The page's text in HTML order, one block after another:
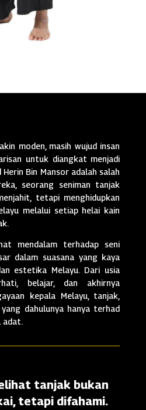
moden, masih wujud insan
untuk diangkat menjadi
Herin Bin Mansor adalah salah
seorang seniman tanjak
tetapi menghidupkan
melalui setiap helai kain
mendalam terhadap seni
dalam suasana yang kaya
estetika Melayu. Dari usia
belajar, dan akhirnya
kepala Melayu, tanjak,
dahulunya hanya terhad
adat.
tanjak bukan
tetapi difahami.